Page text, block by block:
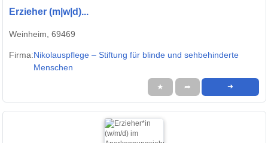
Erzieher (m|w|d)...
Weinheim, 69469
Firma:Nikolauspflege – Stiftung für blinde und sehbehinderte
Menschen
★ ➦ ➜